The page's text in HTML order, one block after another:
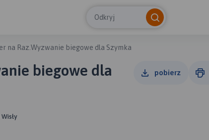
Odkryj
na Raz.Wyzwanie biegowe dla Szymka
biegowe dla
pobierz